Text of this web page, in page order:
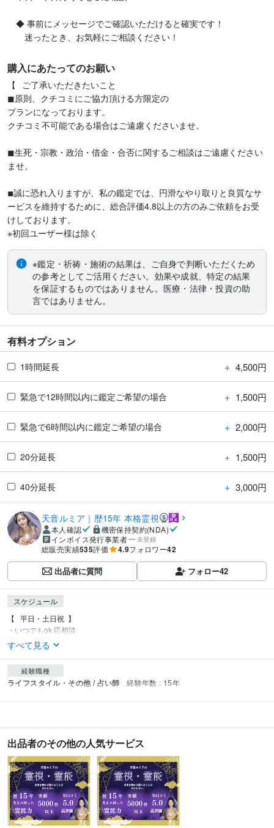
◆ 事前にメッセージでご確認いただけると確実です！
迷ったとき、お気軽にご相談ください！
購入にあたってのお願い
【⠀ご了承いただきたいこと
◼︎原則、クチコミにご協力頂ける方限定の
プランになっております。
クチコミ不可能である場合はご遠慮くださいませ。
◼︎生死・宗教・政治・借金・合否に関するご相談はご遠慮ください
ませ。
◾︎誠に恐れ入りますが、私の鑑定では、円滑なやり取りと良質なサ
ービスを維持するために、総合評価4.8以上の方のみご依頼をお受
けしております。
※初回ユーザー様は除く
※鑑定・祈祷・施術の結果は、ご自身で判断いただくため
の参考としてご活用ください。効果や成就、特定の結果
を保証するものではありません。医療・法律・投資の助
言ではありません。
有料オプション
1時間延長 ＋ 4,500円
緊急で12時間以内に鑑定ご希望の場合 ＋ 1,500円
緊急で6時間以内に鑑定ご希望の場合 ＋ 2,000円
20分延長 ＋ 1,500円
40分延長 ＋ 3,000円
天音ルミア｜歴15年 本格霊視
本人確認
機密保持契約(NDA)
インボイス発行事業者
未登録
総販売実績535評価 4.9フォロワー42
出品者に質問 フォロー42
スケジュール
【⠀平日・土日祝  】
・いつでもok 応相談
すべて見る
経験職種
ライフスタイル・その他 / 占い師 経験年数 : 15年
出品者のその他の人気サービス